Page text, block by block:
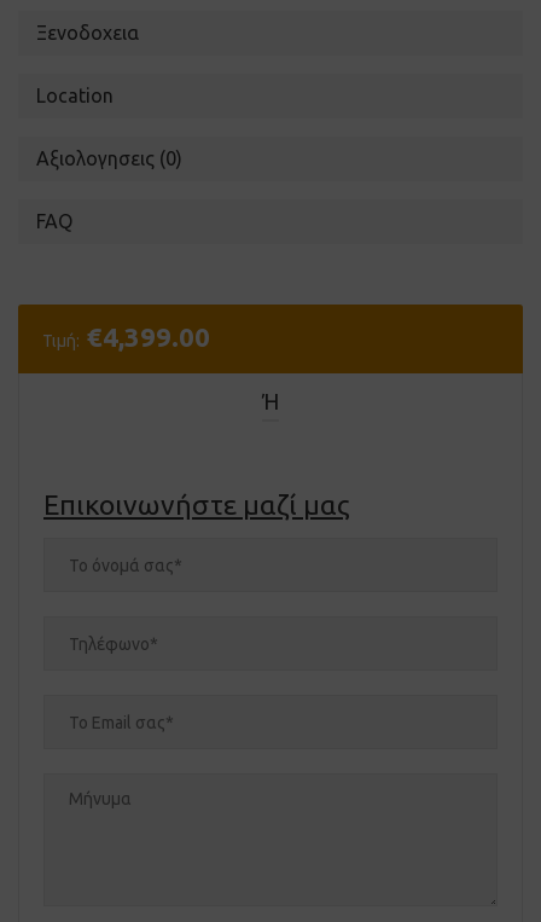
Ξενοδοχεια
Location
Αξιολογησεις (0)
FAQ
Τιμή: €4,399.00
Ή
Επικοινωνήστε μαζί μας